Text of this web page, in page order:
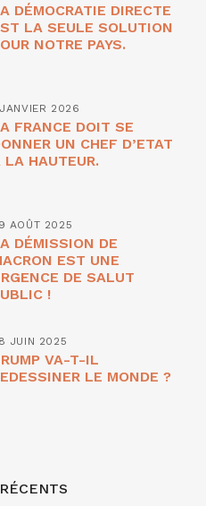
DÉMOCRATIE DIRECTE
LA SEULE SOLUTION
NOTRE PAYS.
2026
FRANCE DOIT SE
UN CHEF D’ETAT
LA HAUTEUR.
AOÛT 2025
DÉMISSION DE
EST UNE
DE SALUT
!
JUIN 2025
VA-T-IL
LE MONDE ?